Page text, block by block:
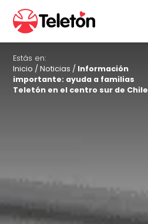
Estás en:
Inicio /Noticias / Información
importante: ayuda a familias
Teletón en el centro sur de Chile